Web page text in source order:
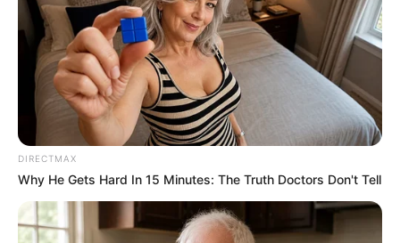
LIRE AUSSI
DIRECTMAX
Why He Gets Hard In 15 Minutes: The Truth Doctors Don't Tell